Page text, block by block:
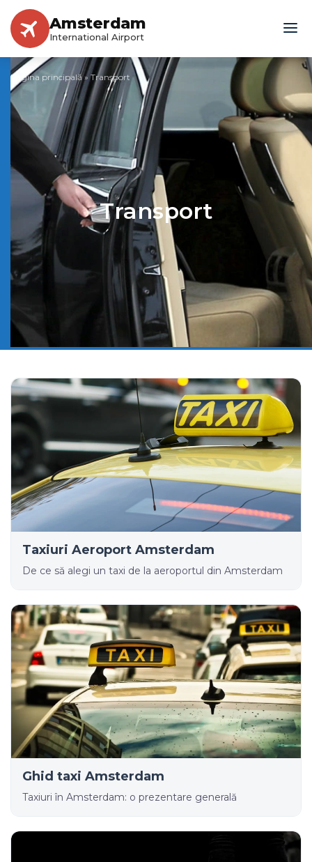
Amsterdam
International Airport
Pagina principală»Transport
Transport
Taxiuri Aeroport Amsterdam
De ce să alegi un taxi de la aeroportul din Amsterdam
Ghid taxi Amsterdam
Taxiuri în Amsterdam: o prezentare generală